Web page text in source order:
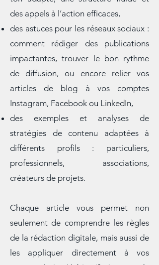
qui engagent vos lecteurs, grâce à un
ton adapté, une structure fluide et
des appels à l’action efficaces,
des astuces pour les réseaux sociaux :
comment rédiger des publications
impactantes, trouver le bon rythme
de diffusion, ou encore relier vos
articles de blog à vos comptes
Instagram, Facebook ou LinkedIn,
des exemples et analyses de
stratégies de contenu adaptées à
différents profils : particuliers,
professionnels, associations,
Chaque article vous permet non
seulement de comprendre les règles
de la rédaction digitale, mais aussi de